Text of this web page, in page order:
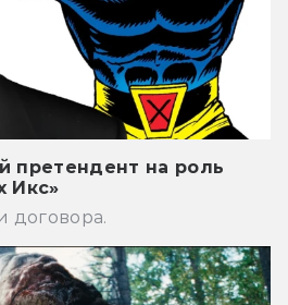
претендент на роль
Икс»
договора.